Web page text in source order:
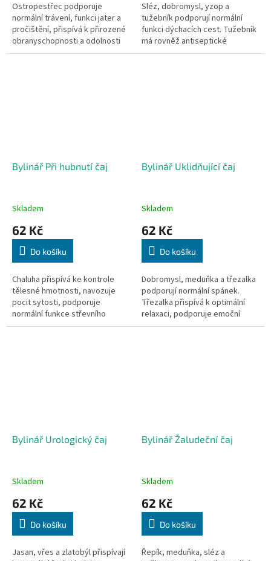
Ostropestřec podporuje
normální trávení, funkci jater a
pročištění, přispívá k přirozené
obranyschopnosti a odolnosti
organismu. Pampeliška, čekanka
Sléz, dobromysl, yzop a
tužebník podporují normální
funkci dýchacích cest. Tužebník
má rovněž antiseptické
vlastnosti. 40 sáčků, 40x 1,6g
Bylinář Při hubnutí čaj
Skladem
62 Kč
Do košíku
Chaluha přispívá ke kontrole
tělesné hmotnosti, navozuje
pocit sytosti, podporuje
normální funkce střevního
traktu, normální trávení. Svízel
Bylinář Uklidňující čaj
Skladem
62 Kč
Do košíku
Dobromysl, meduňka a třezalka
podporují normální spánek.
Třezalka přispívá k optimální
relaxaci, podporuje emoční
rovnováhu. Srdečník podporuje
Bylinář Urologický čaj
Skladem
62 Kč
Do košíku
Jasan, vřes a zlatobýl přispívají
Bylinář Žaludeční čaj
Skladem
62 Kč
Do košíku
Řepík, meduňka, sléz a